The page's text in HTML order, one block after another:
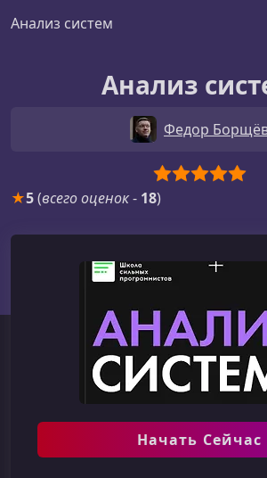
Анализ систем
Анализ
Федор
★5(всего оценок- 18)
Начать Сейчас